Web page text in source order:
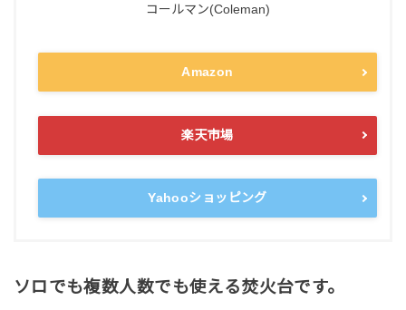
コールマン(Coleman)
Amazon
楽天市場
Yahooショッピング
ソロでも複数人数でも使える焚火台です。